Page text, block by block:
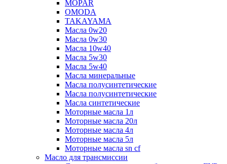
MOPAR
OMODA
TAKAYAMA
Масла 0w20
Масла 0w30
Масла 10w40
Масла 5w30
Масла 5w40
Масла минеральные
Масла полусинтетические
Масла полусинтетические
Масла синтетические
Моторные масла 1л
Моторные масла 20л
Моторные масла 4л
Моторные масла 5л
Моторные масла sn cf
Масло для трансмиссии